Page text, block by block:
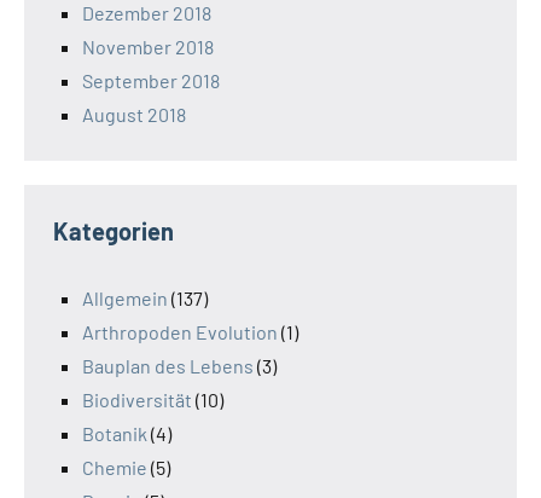
Dezember 2018
November 2018
September 2018
August 2018
Kategorien
Allgemein (137)
Arthropoden Evolution (1)
Bauplan des Lebens (3)
Biodiversität (10)
Botanik (4)
Chemie (5)